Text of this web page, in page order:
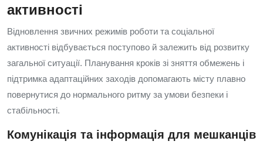
активності
Відновлення звичних режимів роботи та соціальної
активності відбувається поступово й залежить від розвитку
загальної ситуації. Планування кроків зі зняття обмежень і
підтримка адаптаційних заходів допомагають місту плавно
повернутися до нормального ритму за умови безпеки і
стабільності.
Комунікація та інформація для мешканців